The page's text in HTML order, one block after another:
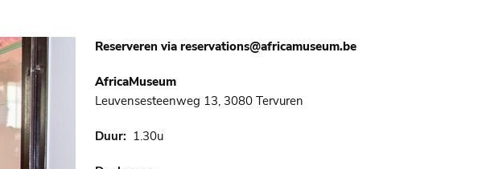
Reserveren via reservations@africamuseum.be
AfricaMuseum
Leuvensesteenweg 13, 3080 Tervuren
Duur 1.30u